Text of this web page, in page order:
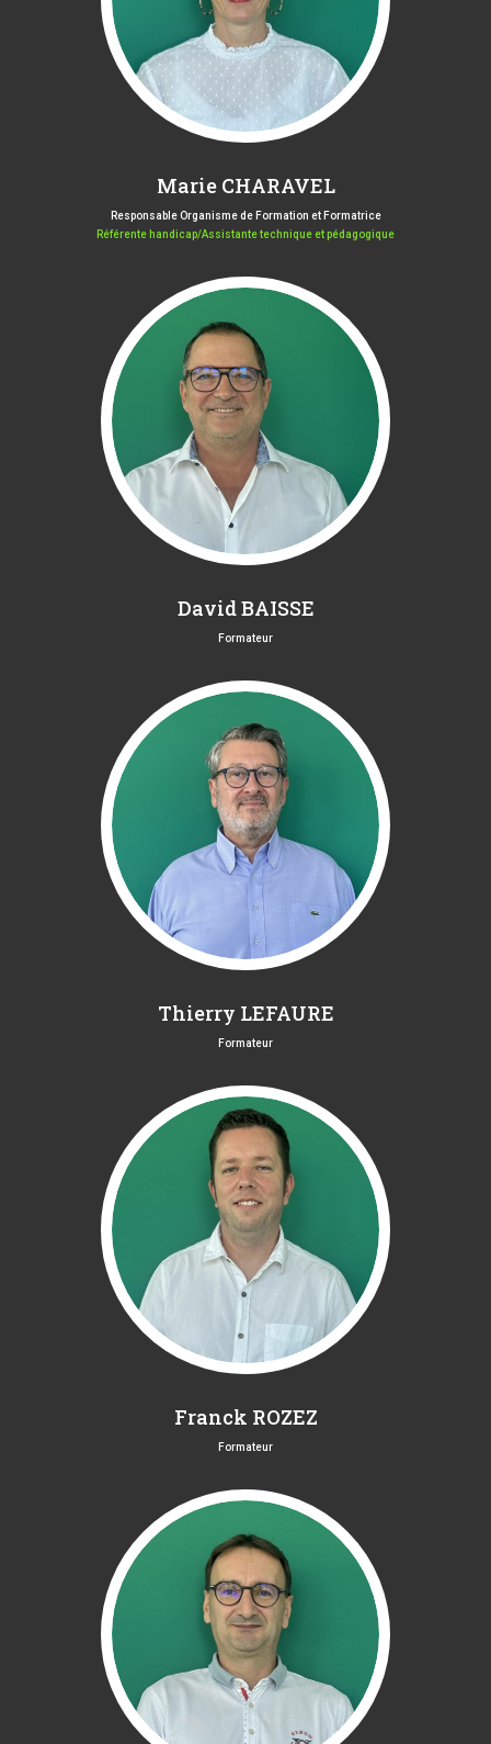
Marie CHARAVEL
Responsable Organisme de Formation et Formatrice
Référente handicap/Assistante technique et pédagogique
David BAISSE
Formateur
Thierry LEFAURE
Formateur
Franck ROZEZ
Formateur